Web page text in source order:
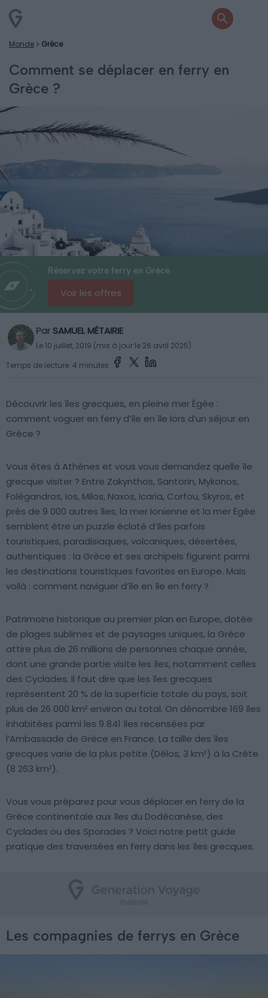
Monde Grèce
Comment se déplacer en ferry en
Grèce ?
Réservez votre ferry en Grèce
Voir les offres
Par SAMUEL MÉTAIRIE
Le 10 juillet, 2019 (mis à jour le 26 avril 2025)
Temps de lecture: 4 minutes
Découvrir les îles grecques, en pleine mer Égée :
comment voguer en ferry d’île en île lors d’un séjour en
Grèce ?
Vous êtes à Athènes et vous vous demandez quelle île
grecque visiter ? Entre Zakynthos, Santorin, Mykonos,
Folégandros, Ios, Milos, Naxos, Icaria, Corfou, Skyros, et
près de 9 000 autres îles, la mer Ionienne et la mer Égée
semblent être un puzzle éclaté d’îles parfois
touristiques, paradisiaques, volcaniques, désertées,
authentiques : la Grèce et ses archipels figurent parmi
les destinations touristiques favorites en Europe. Mais
voilà : comment naviguer d’île en île en ferry ?
Patrimoine historique au premier plan en Europe, dotée
de plages sublimes et de paysages uniques, la Grèce
attire plus de 26 millions de personnes chaque année,
dont une grande partie visite les îles, notamment celles
des Cyclades. Il faut dire que les îles grecques
représentent 20 % de la superficie totale du pays, soit
plus de 26 000 km² environ au total. On dénombre 169 îles
inhabitées parmi les 9 841 îles recensées par
l’Ambassade de Grèce en France. La taille des îles
grecques varie de la plus petite (Délos, 3 km²) à la Crète
(8 263 km²).
Vous vous préparez pour vous déplacer en ferry de la
Grèce continentale aux îles du Dodécanèse, des
Cyclades ou des Sporades ? Voici notre petit guide
pratique des traversées en ferry dans les îles grecques.
Les compagnies de ferrys en Grèce